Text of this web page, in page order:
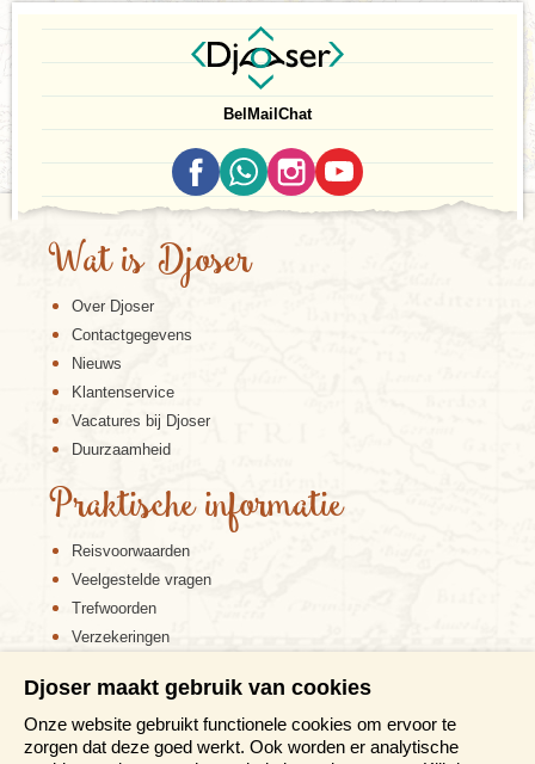
Bel Mail Chat
Wat is Djoser
Over Djoser
Contactgegevens
Nieuws
Klantenservice
Vacatures bij Djoser
Duurzaamheid
Praktische informatie
Reisvoorwaarden
Veelgestelde vragen
Trefwoorden
Verzekeringen
Disclaimer
Cookiebeleid
Privacy verklaring
Djoser maakt gebruik van cookies
Onze website gebruikt functionele cookies om ervoor te
zorgen dat deze goed werkt. Ook worden er analytische